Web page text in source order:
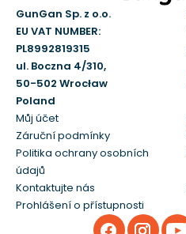
GunGan Sp. z o.o.
EU VAT NUMBER:
PL8992819315
ul. Boczna 4/310,
50-502 Wrocław
Poland
Můj účet
Záruční podmínky
Politika ochrany osobních
údajů
Kontaktujte nás
Prohlášení o přístupnosti